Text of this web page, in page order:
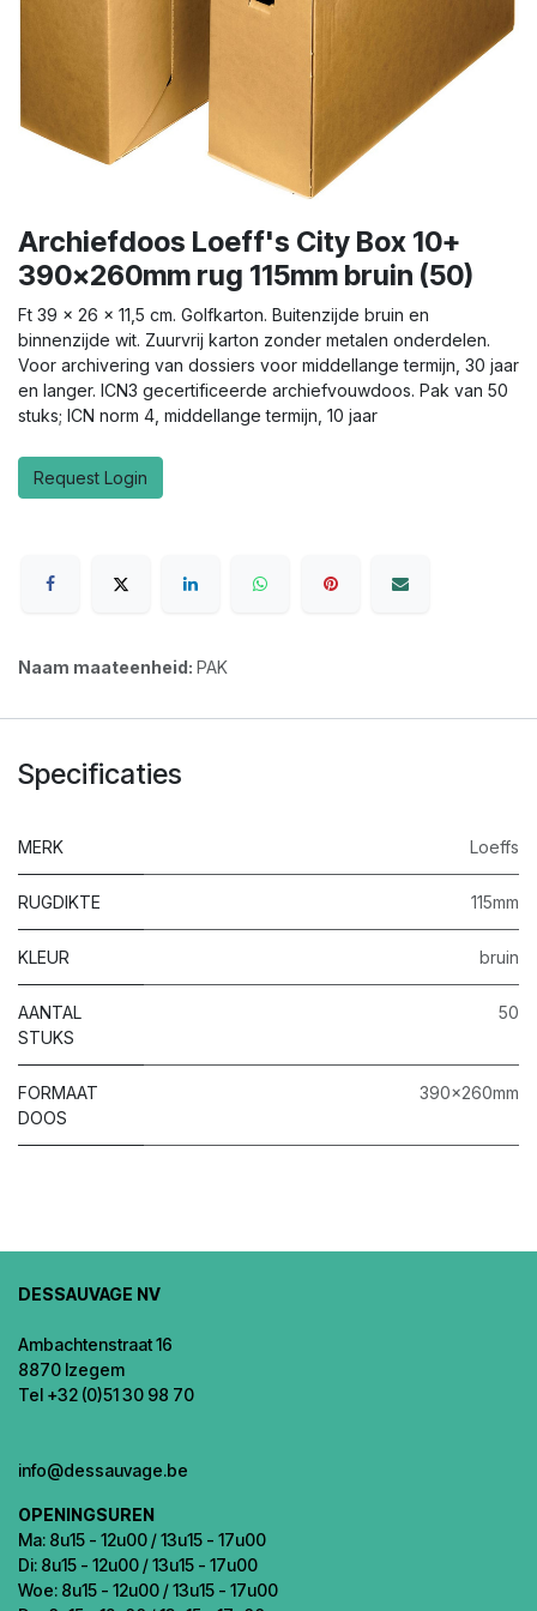
Archiefdoos Loeff's City Box 10+
390x260mm rug 115mm bruin (50)
Ft 39 x 26 x 11,5 cm. Golfkarton. Buitenzijde bruin en
binnenzijde wit. Zuurvrij karton zonder metalen onderdelen.
Voor archivering van dossiers voor middellange termijn, 30 jaar
en langer. ICN3 gecertificeerde archiefvouwdoos. Pak van 50
stuks; ICN norm 4, middellange termijn, 10 jaar
Request Login
Naam maateenheid: PAK
Specificaties
MERK Loeffs
RUGDIKTE 115mm
KLEUR bruin
AANTAL
STUKS
50
FORMAAT
DOOS
390x260mm
DESSAUVAGE NV
Ambachtenstraat 16
8870 Izegem
Tel +32 (0)51 30 98 70
info@dessauvage.be
OPENINGSUREN
Ma: 8u15 - 12u00 / 13u15 - 17u00
Di: 8u15 - 12u00 / 13u15 - 17u00
Woe: 8u15 - 12u00 / 13u15 - 17u00